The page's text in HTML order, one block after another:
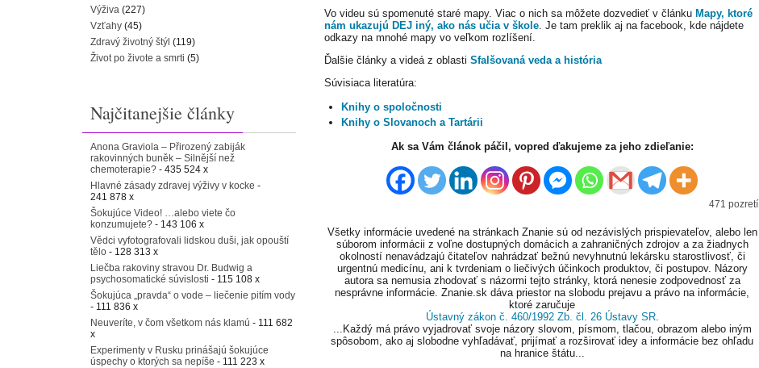
Vo videu sú spomenuté staré mapy. Viac o nich sa môžete dozvedieť v článku Mapy, ktoré
nám ukazujú DEJ iný, ako nás učia v škole. Je tam preklik aj na facebook, kde nájdete
odkazy na mnohé mapy vo veľkom rozlíšení.
Ďalšie články a videá z oblasti Sfalšovaná veda a história
Súvisiaca literatúra:
Knihy o spoločnosti
Knihy o Slovanoch a Tartárii
Ak sa Vám článok páčil, vopred ďakujeme za jeho zdieľanie:
471 pozretí
Všetky informácie uvedené na stránkach Znanie sú od nezávislých prispievateľov, alebo len
súborom informácii z voľne dostupných domácich a zahraničných zdrojov a za žiadnych
okolností nenavádzajú čitateľov nahrádzať bežnú nevyhnutnú lekársku starostlivosť, či
urgentnú medicínu, ani k tvrdeniam o liečivých účinkoch produktov, či postupov. Názory
autora sa nemusia zhodovať s názormi tejto stránky, ktorá nenesie zodpovednosť za
nesprávne informácie. Znanie.sk dáva priestor na slobodu prejavu a právo na informácie,
ktoré zaručuje
Ústavný zákon č. 460/1992 Zb. čl. 26 Ústavy SR.
...Každý má právo vyjadrovať svoje názory slovom, písmom, tlačou, obrazom alebo iným
spôsobom, ako aj slobodne vyhľadávať, prijímať a rozširovať idey a informácie bez ohľadu
na hranice štátu...
Výživa (227)
Vzťahy (45)
Zdravý životný štýl (119)
Život po živote a smrti (5)
Najčitanejšie články
Anona Graviola – Přirozený zabiják
rakovinných buněk – Silnější než
chemoterapie? - 435 524 x
Hlavné zásady zdravej výživy v kocke -
241 878 x
Šokujúce Video! …alebo viete čo
konzumujete? - 143 106 x
Vědci vyfotografovali lidskou duši, jak opouští
tělo - 128 313 x
Liečba rakoviny stravou Dr. Budwig a
psychosomatické súvislosti - 115 108 x
Šokujúca „pravda“ o vode – liečenie pitím vody
- 111 836 x
Neuveríte, v čom všetkom nás klamú - 111 682
x
Experimenty v Rusku prinášajú šokujúce
úspechy o ktorých sa nepíše - 111 223 x